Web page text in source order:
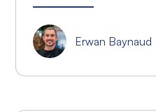
Erwan Baynaud